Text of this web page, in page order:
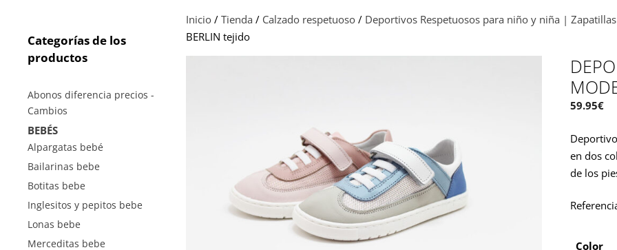
Inicio/ Tienda / Calzado respetuoso/ Deportivos Respetuosos para niño y niña |
BERLIN tejido
59.95€
en dos
de los
Color
Categorías de los
productos
Abonos diferencia precios -
Cambios
BEBÉS
Alpargatas bebé
Bailarinas bebe
Botitas bebe
Inglesitos y pepitos bebe
Lonas bebe
Merceditas bebe